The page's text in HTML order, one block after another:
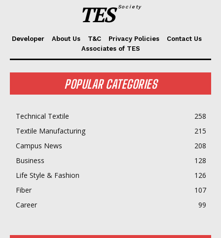
TES Society
Developer About Us T&C Privacy Policies
Contact Us
Associates of TES
POPULAR CATEGORIES
Technical Textile
258
Textile Manufacturing
215
Campus News
208
Business
128
Life Style & Fashion
126
Fiber
107
Career
99